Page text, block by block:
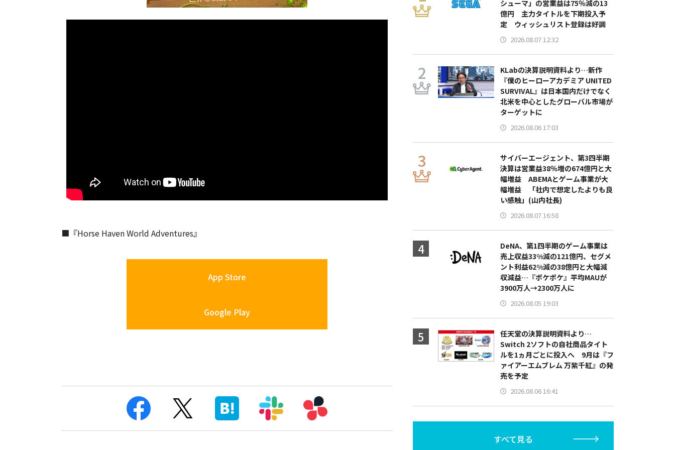
■『Horse Haven World Adventures』
App Store
Google Play
シューマ」の営業益は75％減の13
億円 主力タイトルを下期投入予
定 ウィッシュリスト登録は好調
2026.08.07 12:32
KLabの決算説明資料より…新作
『僕のヒーローアカデミア UNITED
SURVIVAL』は日本国内だけでなく
北米を中心としたグローバル市場が
ターゲットに
2026.08.06 17:03
サイバーエージェント、第3四半期
決算は営業益38％増の674億円と大
幅増益 ABEMAとゲーム事業が大
幅増益 「社内で想定したよりも良
い感触」(山内社長)
2026.08.07 16:58
DeNA、第1四半期のゲーム事業は
売上収益33%減の121億円、セグメ
ント利益62%減の38億円と大幅減
収減益…『ポケポケ』平均MAUが
3900万人→2300万人に
2026.08.05 19:03
任天堂の決算説明資料より…
Switch 2ソフトの自社商品タイト
ルを1ヵ月ごとに投入へ 9月は『フ
ァイアーエムブレム 万紫千紅』の発
売を予定
2026.08.06 16:41
すべて見る